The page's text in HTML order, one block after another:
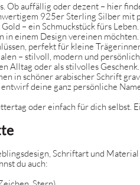
auffällig oder dezent – hier
925er Sterling Silber mit
– ein Schmuckstück fürs Leben.
in einem Design vereinen möchten.
perfekt für kleine
– stilvoll, modern und persönlich.
Alltag oder als stilvolles Geschenk.
in schöner arabischer Schrift
deine ganz persönliche
oder einfach für dich selbst.
Schriftart und
du auch: